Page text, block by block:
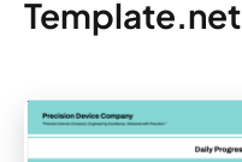
Template.net